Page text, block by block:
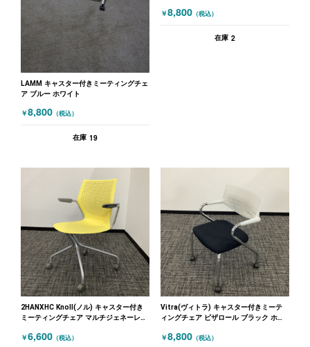
LAMM キャスター付きミーティングチェ
ア ブルー ホワイト
￥8,800 （税込）
在庫 19
￥8,800 （税込）
在庫 2
2HANXHC Knoll(ノル) キャスター付き
ミーティングチェア マルチジェネーレー
￥6,600 （税込）
Vitra(ヴィトラ) キャスター付きミーテ
ィングチェア ビザロール ブラック ホワ
￥8,800 （税込）